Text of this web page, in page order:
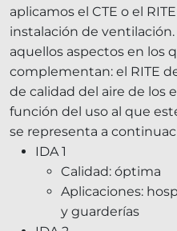
aplicamos el CTE o el
instalación de
aquellos aspectos en los
complementan: el RITE
de calidad del aire de los
función del uso al que
se representa a
IDA 1
Calidad: óptima
Aplicaciones:
y guarderías